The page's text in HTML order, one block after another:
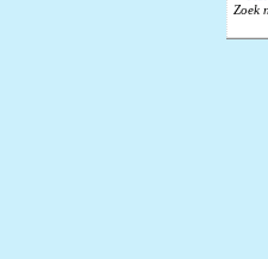
Zoek